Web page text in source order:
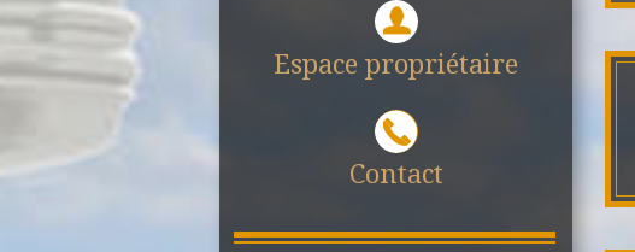
Espace propriétaire
Contact